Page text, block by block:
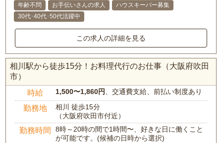
年齢不問
お手伝いさんの求人
ハウスキーパー募集
30代･40代･50代活躍中
この求人の詳細を見る
相川駅から徒歩15分！お料理代行のお仕事（大阪府吹田
市）
時給 1,500〜1,860円 、交通費支給、前払い制度あり
勤務地
相川 徒歩15分
（大阪府吹田市付近）
勤務時間
8時～20時の間で1時間〜、好きな日に働くこと
が可能です。(候補の日時から選択)